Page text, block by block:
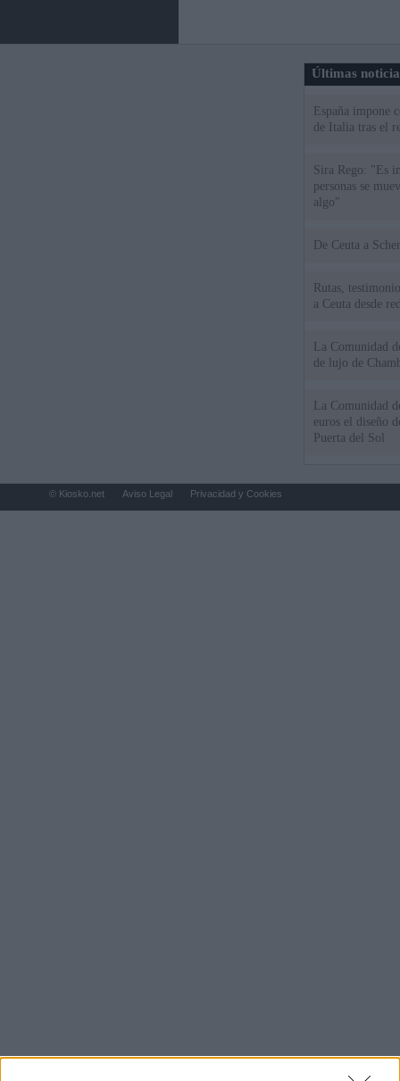
Últimas
España impone
de Italia tras el
Sira Rego: "Es
personas se
algo"
De
Rutas,
a Ceuta desde
La Comunidad
de lujo de
La Comunidad
euros el diseño
Puerta del Sol
© Kiosko.net Aviso Legal Privacidad y Cookies